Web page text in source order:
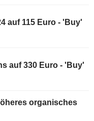
auf 115 Euro - 'Buy'
auf 330 Euro - 'Buy'
organisches